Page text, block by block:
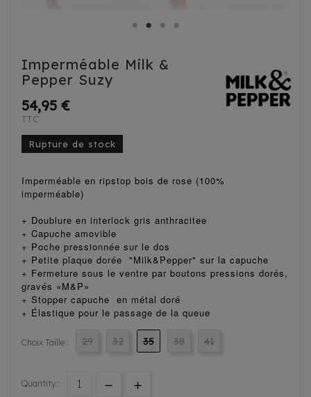
Imperméable Milk &
Pepper Suzy
54,95 €
TTC
Rupture de stock
Imperméable en ripstop bois de rose (100%
imperméable)
+ Doublure en interlock gris anthracitee
+ Capuche amovible
+ Poche pressionnée sur le dos
+ Petite plaque dorée "Milk&Pepper" sur la capuche
+ Fermeture sous le ventre par boutons pressions dorés,
gravés «M&P»
+ Stopper capuche en métal doré
+ Élastique pour le passage de la queue
Choix Taille : 29 32 35 38 41
Quantity :